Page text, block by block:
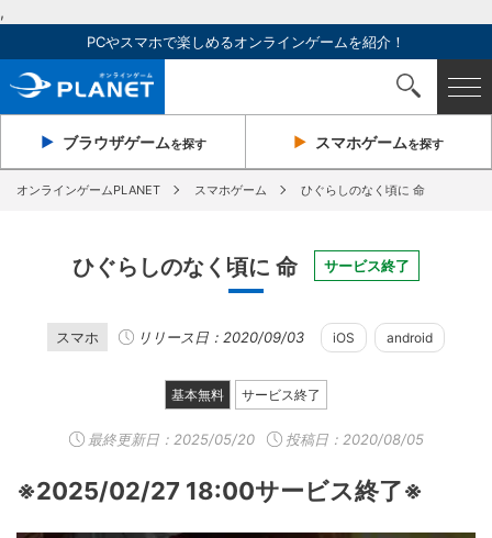
,
PCやスマホで楽しめるオンラインゲームを紹介！
ブラウザゲームを探す スマホゲームを探す
オンラインゲームPLANET スマホゲーム ひぐらしのなく頃に 命
ひぐらしのなく頃に 命 サービス終了
スマホ リリース日：2020/09/03 iOS android
基本無料 サービス終了
最終更新日： 2025/05/20 投稿日：2020/08/05
※2025/02/27 18:00サービス終了※